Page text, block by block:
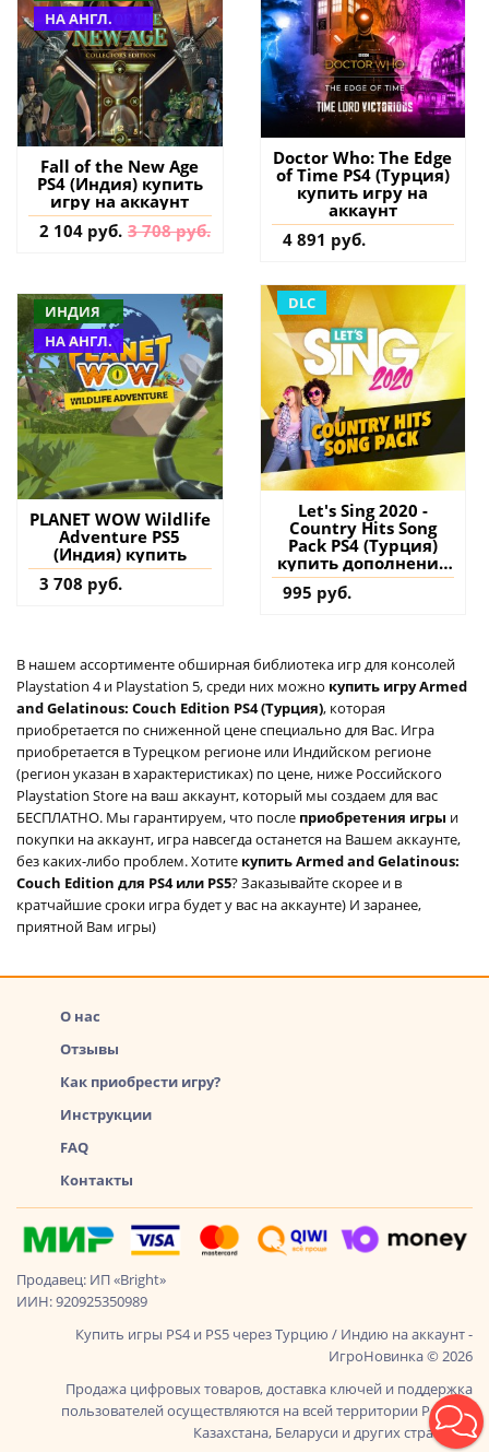
НА АНГЛ.
Fall of the New Age
PS4 (Индия) купить
игру на аккаунт
2 104 руб. 3 708 руб.
Doctor Who: The Edge
of Time PS4 (Турция)
купить игру на
аккаунт
4 891 руб.
ИНДИЯ
НА АНГЛ.
PLANET WOW Wildlife
Adventure PS5
(Индия) купить
3 708 руб.
DLC
Let's Sing 2020 -
Country Hits Song
Pack PS4 (Турция)
купить дополнение
на аккаунт
995 руб.
В нашем ассортименте обширная библиотека игр для консолей
Playstation 4 и Playstation 5, среди них можно купить игру Armed
and Gelatinous: Couch Edition PS4 (Турция), которая
приобретается по сниженной цене специально для Вас. Игра
приобретается в Турецком регионе или Индийском регионе
(регион указан в характеристиках) по цене, ниже Российского
Playstation Store на ваш аккаунт, который мы создаем для вас
БЕСПЛАТНО. Мы гарантируем, что после приобретения игры и
покупки на аккаунт, игра навсегда останется на Вашем аккаунте,
без каких-либо проблем. Хотите купить Armed and Gelatinous:
Couch Edition для PS4 или PS5? Заказывайте скорее и в
кратчайшие сроки игра будет у вас на аккаунте) И заранее,
приятной Вам игры)
О нас
Отзывы
Как приобрести игру?
Инструкции
FAQ
Контакты
Продавец: ИП «Bright»
ИИН: 920925350989
Купить игры PS4 и PS5 через Турцию / Индию на аккаунт -
ИгроНовинка © 2026
Продажа цифровых товаров, доставка ключей и поддержка
пользователей осуществляются на всей территории России,
Казахстана, Беларуси и других стран СНГ